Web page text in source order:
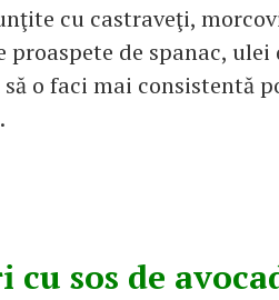
cu castraveţi,
de spanac, ulei
să o faci mai consistentă
cu sos de